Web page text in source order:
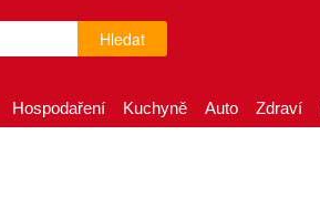
Hledat
Hospodaření Kuchyně Auto Zdraví